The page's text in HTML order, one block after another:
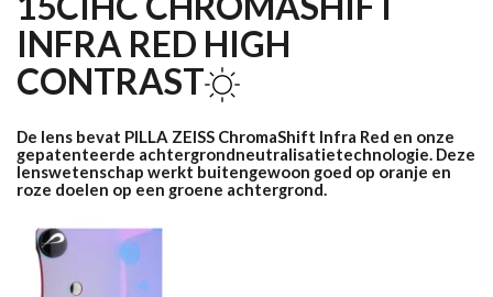
INFRA RED HIGH
CONTRAST
De lens bevat PILLA ZEISS ChromaShift Infra Red en onze
gepatenteerde achtergrondneutralisatietechnologie. Deze
lenswetenschap werkt buitengewoon goed op oranje en
roze doelen op een groene achtergrond.